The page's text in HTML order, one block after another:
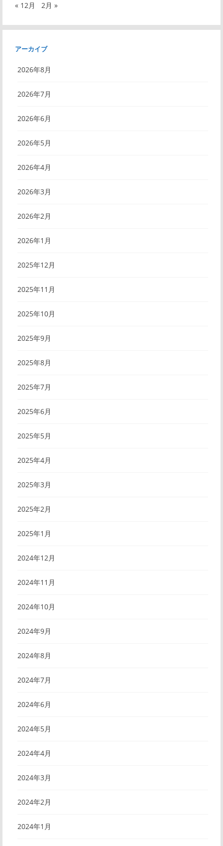
« 12月
2月 »
アーカイブ
2026年8月
2026年7月
2026年6月
2026年5月
2026年4月
2026年3月
2026年2月
2026年1月
2025年12月
2025年11月
2025年10月
2025年9月
2025年8月
2025年7月
2025年6月
2025年5月
2025年4月
2025年3月
2025年2月
2025年1月
2024年12月
2024年11月
2024年10月
2024年9月
2024年8月
2024年7月
2024年6月
2024年5月
2024年4月
2024年3月
2024年2月
2024年1月